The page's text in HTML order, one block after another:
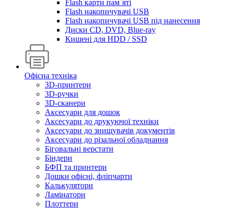
Flash карти пам`яті
Flash накопичувачі USB
Flash накопичувачі USB під нанесення
Диски CD, DVD, Blue-ray
Кишені для HDD / SSD
Офісна техніка
3D-принтери
3D-ручки
3D-сканери
Аксесуари для дошок
Аксесуари до друкуючої техніки
Аксесуари до знищувачів документів
Аксесуари до різальної обладнання
Біговальні верстати
Біндери
БФП та принтери
Дошки офісні, фліпчарти
Калькулятори
Ламінатори
Плоттери